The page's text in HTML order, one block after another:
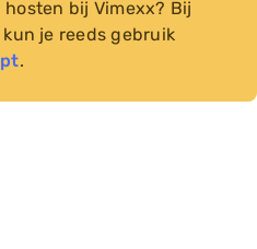
bij Vimexx? Bij
je reeds gebruik
.